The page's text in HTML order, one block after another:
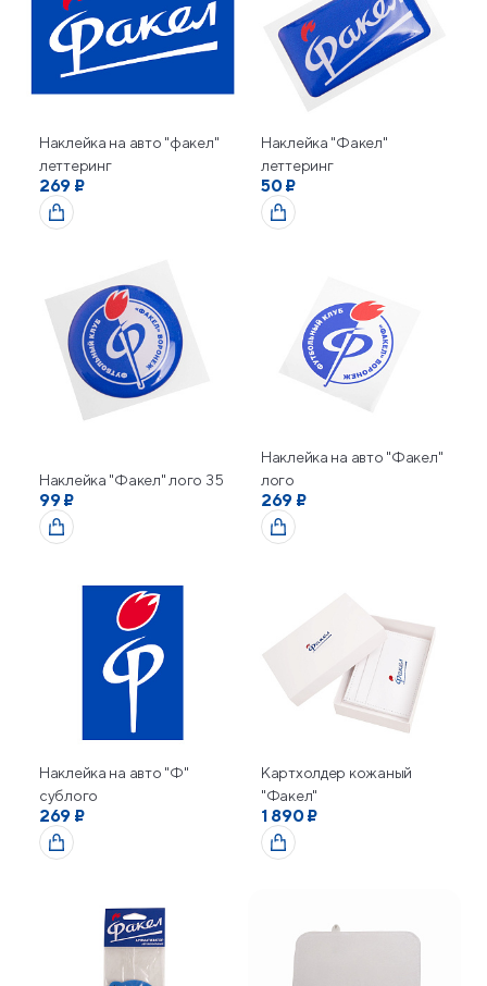
Наклейка на авто "факел"
леттеринг
269 ₽
Наклейка "Факел"
леттеринг
50 ₽
Наклейка "Факел" лого 35
99 ₽
Наклейка на авто "Факел"
лого
269 ₽
Наклейка на авто "Ф"
сублого
269 ₽
Картхолдер кожаный
"Факел"
1 890 ₽